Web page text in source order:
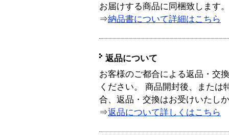
お届けする商品に同梱致します。
⇒納品書について詳細はこちら
返品について
お客様のご都合による返品・交
ください。 商品開封後、または
合、返品・交換はお受けいたし
⇒返品について詳しくはこちら